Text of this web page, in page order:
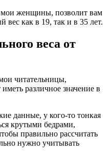
мои женщины, позволит вам
вес как в 19, так и в 35 лет.
веса от
читательницы,
различное значение в
данные, у кого-то тонкая
крутыми бедрами,
правильно рассчитать
нужно учитывать